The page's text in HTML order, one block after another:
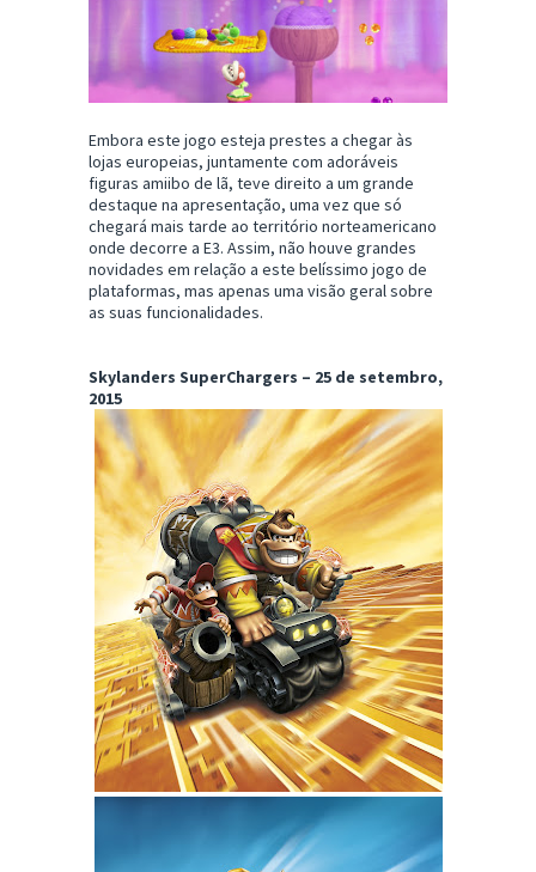
Embora este jogo esteja prestes a chegar às
lojas europeias, juntamente com adoráveis
figuras amiibo de lã, teve direito a um grande
destaque na apresentação, uma vez que só
chegará mais tarde ao território norteamericano
onde decorre a E3. Assim, não houve grandes
novidades em relação a este belíssimo jogo de
plataformas, mas apenas uma visão geral sobre
as suas funcionalidades.
Skylanders SuperChargers – 25 de setembro,
2015